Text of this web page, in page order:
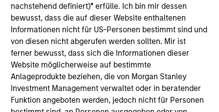
nachstehend definiert)* erfülle. Ich bin mir dessen
bewusst, dass die auf dieser Website enthaltenen
Informationen nicht für US-Personen bestimmt sind und
von diesen nicht abgerufen werden sollten. Mir ist
ferner bewusst, dass sich die Informationen dieser
Website möglicherweise auf bestimmte
Anlageprodukte beziehen, die von Morgan Stanley
Investment Management verwaltet oder in beratender
Funktion angeboten werden, jedoch nicht für Personen
With a broad investment mandate, we
are able to pursue complex opportunities
and seek to build an uncorrelated
portfolio of attractive investments.
Pedro Teixeira is a Managing Director of Morgan
Stanley and Co-Head of Morgan Stanley’s Tactical
Value Team (MSTV). Mr. Teixeira joined MSTV in
March 2017. Previously, he was a senior analyst and